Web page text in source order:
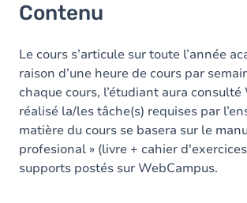
Contenu
Le cours s’articule sur toute l’année
raison d’une heure de cours par
chaque cours, l’étudiant aura
réalisé la/les tâche(s) requises par
matière du cours se basera sur le
profesional » (livre + cahier
supports postés sur WebCampus.